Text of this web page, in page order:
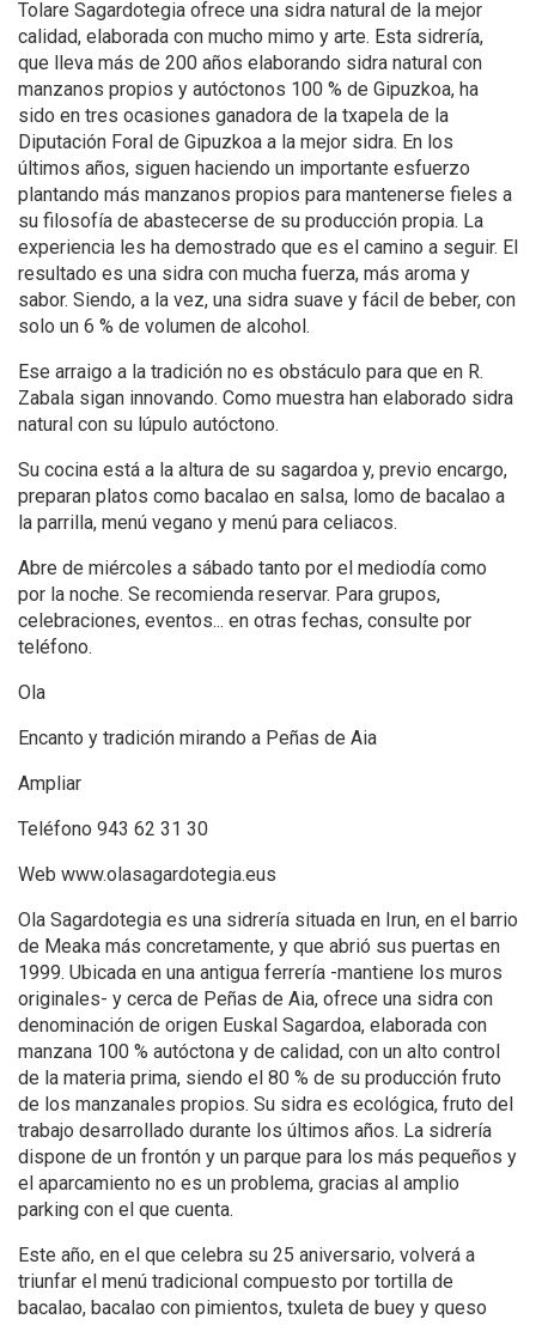
Tolare Sagardotegia ofrece una sidra natural de la mejor
calidad, elaborada con mucho mimo y arte. Esta sidrería,
que lleva más de 200 años elaborando sidra natural con
manzanos propios y autóctonos 100 % de Gipuzkoa, ha
sido en tres ocasiones ganadora de la txapela de la
Diputación Foral de Gipuzkoa a la mejor sidra. En los
últimos años, siguen haciendo un importante esfuerzo
plantando más manzanos propios para mantenerse fieles a
su filosofía de abastecerse de su producción propia. La
experiencia les ha demostrado que es el camino a seguir. El
resultado es una sidra con mucha fuerza, más aroma y
sabor. Siendo, a la vez, una sidra suave y fácil de beber, con
solo un 6 % de volumen de alcohol.
Ese arraigo a la tradición no es obstáculo para que en R.
Zabala sigan innovando. Como muestra han elaborado sidra
natural con su lúpulo autóctono.
Su cocina está a la altura de su sagardoa y, previo encargo,
preparan platos como bacalao en salsa, lomo de bacalao a
la parrilla, menú vegano y menú para celiacos.
Abre de miércoles a sábado tanto por el mediodía como
por la noche. Se recomienda reservar. Para grupos,
celebraciones, eventos... en otras fechas, consulte por
teléfono.
Ola
Encanto y tradición mirando a Peñas de Aia
Ampliar
Teléfono 943 62 31 30
Web www.olasagardotegia.eus
Ola Sagardotegia es una sidrería situada en Irun, en el barrio
de Meaka más concretamente, y que abrió sus puertas en
1999. Ubicada en una antigua ferrería -mantiene los muros
originales- y cerca de Peñas de Aia, ofrece una sidra con
denominación de origen Euskal Sagardoa, elaborada con
manzana 100 % autóctona y de calidad, con un alto control
de la materia prima, siendo el 80 % de su producción fruto
de los manzanales propios. Su sidra es ecológica, fruto del
trabajo desarrollado durante los últimos años. La sidrería
dispone de un frontón y un parque para los más pequeños y
el aparcamiento no es un problema, gracias al amplio
parking con el que cuenta.
Este año, en el que celebra su 25 aniversario, volverá a
triunfar el menú tradicional compuesto por tortilla de
bacalao, bacalao con pimientos, txuleta de buey y queso